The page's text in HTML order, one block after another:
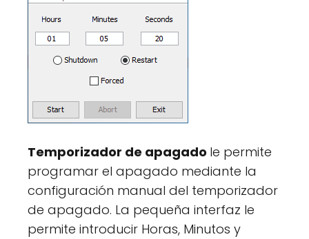
Temporizador de apagado le permite
programar el apagado mediante la
configuración manual del temporizador
de apagado. La pequeña interfaz le
permite introducir Horas, Minutos y